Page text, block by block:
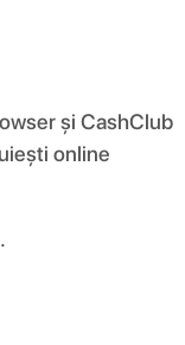
și CashClub
online